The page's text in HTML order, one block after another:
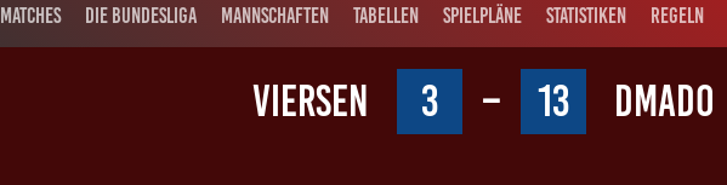
MATCHES DIE BUNDESLIGA MANNSCHAFTEN TABELLEN SPIELPLÄNE STATISTIKEN REGELN
VIERSEN 3 – 13 DMADO